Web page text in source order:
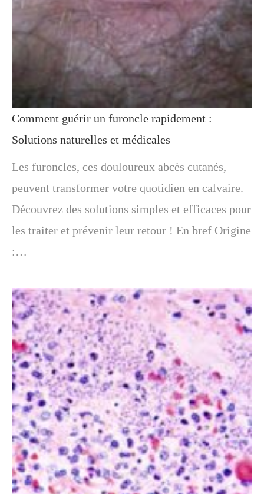
Comment guérir un furoncle rapidement :
Solutions naturelles et médicales
Les furoncles, ces douloureux abcès cutanés,
peuvent transformer votre quotidien en calvaire.
Découvrez des solutions simples et efficaces pour
les traiter et prévenir leur retour ! En bref Origine
:…